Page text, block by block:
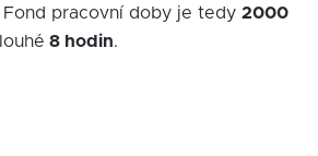
Fond pracovní doby je tedy 2000
8 hodin.